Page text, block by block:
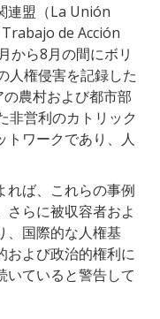
連盟（La Unión
de Acción
から8月の間にボリ
人権侵害を記録した
農村および都市部
非営利のカトリック
トワークであり、人
れば、これらの事例
さらに被収容者およ
、国際的な人権基
および政治的権利に
いていると警告して